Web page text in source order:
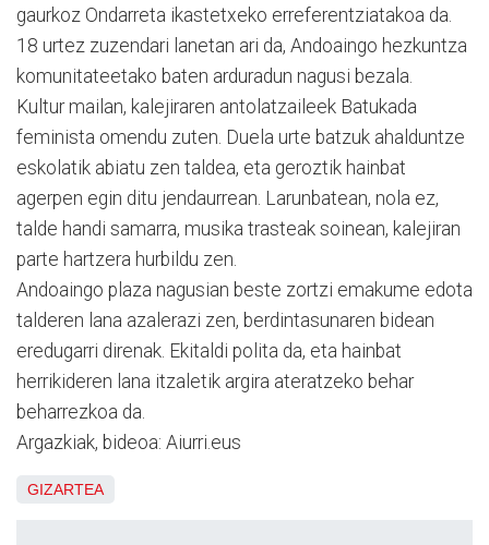
gaurkoz Ondarreta ikastetxeko erreferentziatakoa da.
18 urtez zuzendari lanetan ari da, Andoaingo hezkuntza
komunitateetako baten arduradun nagusi bezala.
Kultur mailan, kalejiraren antolatzaileek Batukada
feminista omendu zuten. Duela urte batzuk ahalduntze
eskolatik abiatu zen taldea, eta geroztik hainbat
agerpen egin ditu jendaurrean. Larunbatean, nola ez,
talde handi samarra, musika trasteak soinean, kalejiran
parte hartzera hurbildu zen.
Andoaingo plaza nagusian beste zortzi emakume edota
talderen lana azalerazi zen, berdintasunaren bidean
eredugarri direnak. Ekitaldi polita da, eta hainbat
herrikideren lana itzaletik argira ateratzeko behar
beharrezkoa da.
Argazkiak, bideoa: Aiurri.eus
GIZARTEA